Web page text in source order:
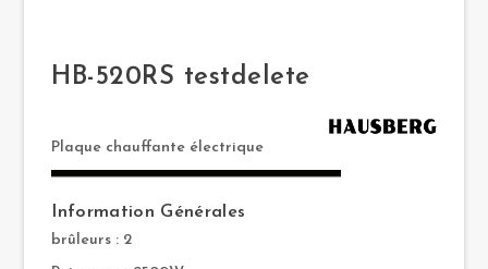
HB-520RS testdelete
Plaque chauffante électrique
Information Générales
brûleurs : 2